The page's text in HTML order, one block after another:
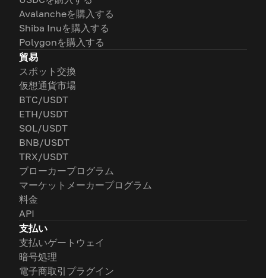
Avalancheを購入する
Shiba Inuを購入する
Polygonを購入する
貿易
スポット交換
仮想通貨市場
BTC/USDT
ETH/USDT
SOL/USDT
BNB/USDT
TRX/USDT
ブローカープログラム
マーケットメーカープログラム
料金
API
支払い
支払いゲートウェイ
暗号処理
電子商取引プラグイン